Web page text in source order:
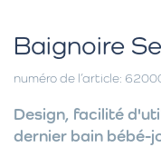
Baignoire
numéro de l’article:
Design, facilité
dernier bain bébé-